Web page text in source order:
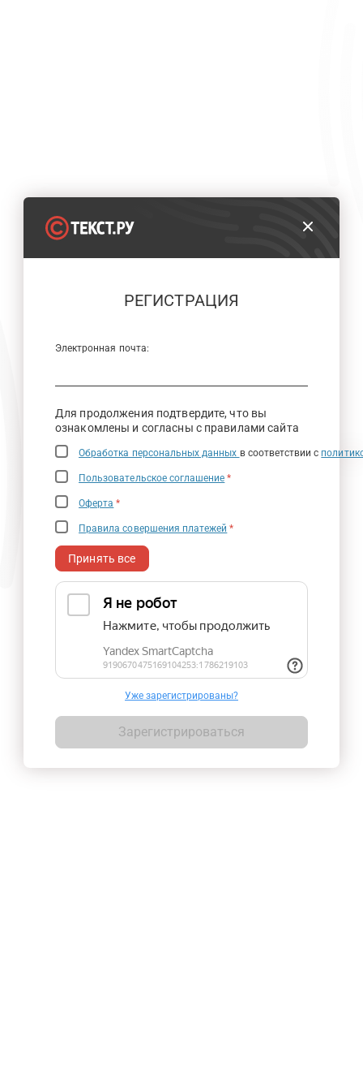
РЕГИСТРАЦИЯ
Электронная почта:
Для продолжения подтвердите, что вы
ознакомлены и согласны с правилами сайта
Обработка персональных данных в соответствии с
Пользовательское соглашение *
Оферта *
Правила совершения платежей *
Принять все
Уже зарегистрированы?
Зарегистрироваться